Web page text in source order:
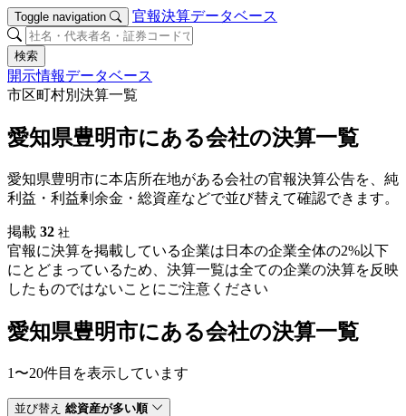
Toggle navigation 官報決算データベース
検索
開示情報データベース
市区町村別決算一覧
愛知県豊明市にある会社の決算一覧
愛知県豊明市に本店所在地がある会社の官報決算公告を、純
利益・利益剰余金・総資産などで並び替えて確認できます。
掲載 32 社
官報に決算を掲載している企業は日本の企業全体の2%以下
にとどまっているため、決算一覧は全ての企業の決算を反映
したものではないことにご注意ください
愛知県豊明市にある会社の決算一覧
1〜20件目を表示しています
並び替え 総資産が多い順